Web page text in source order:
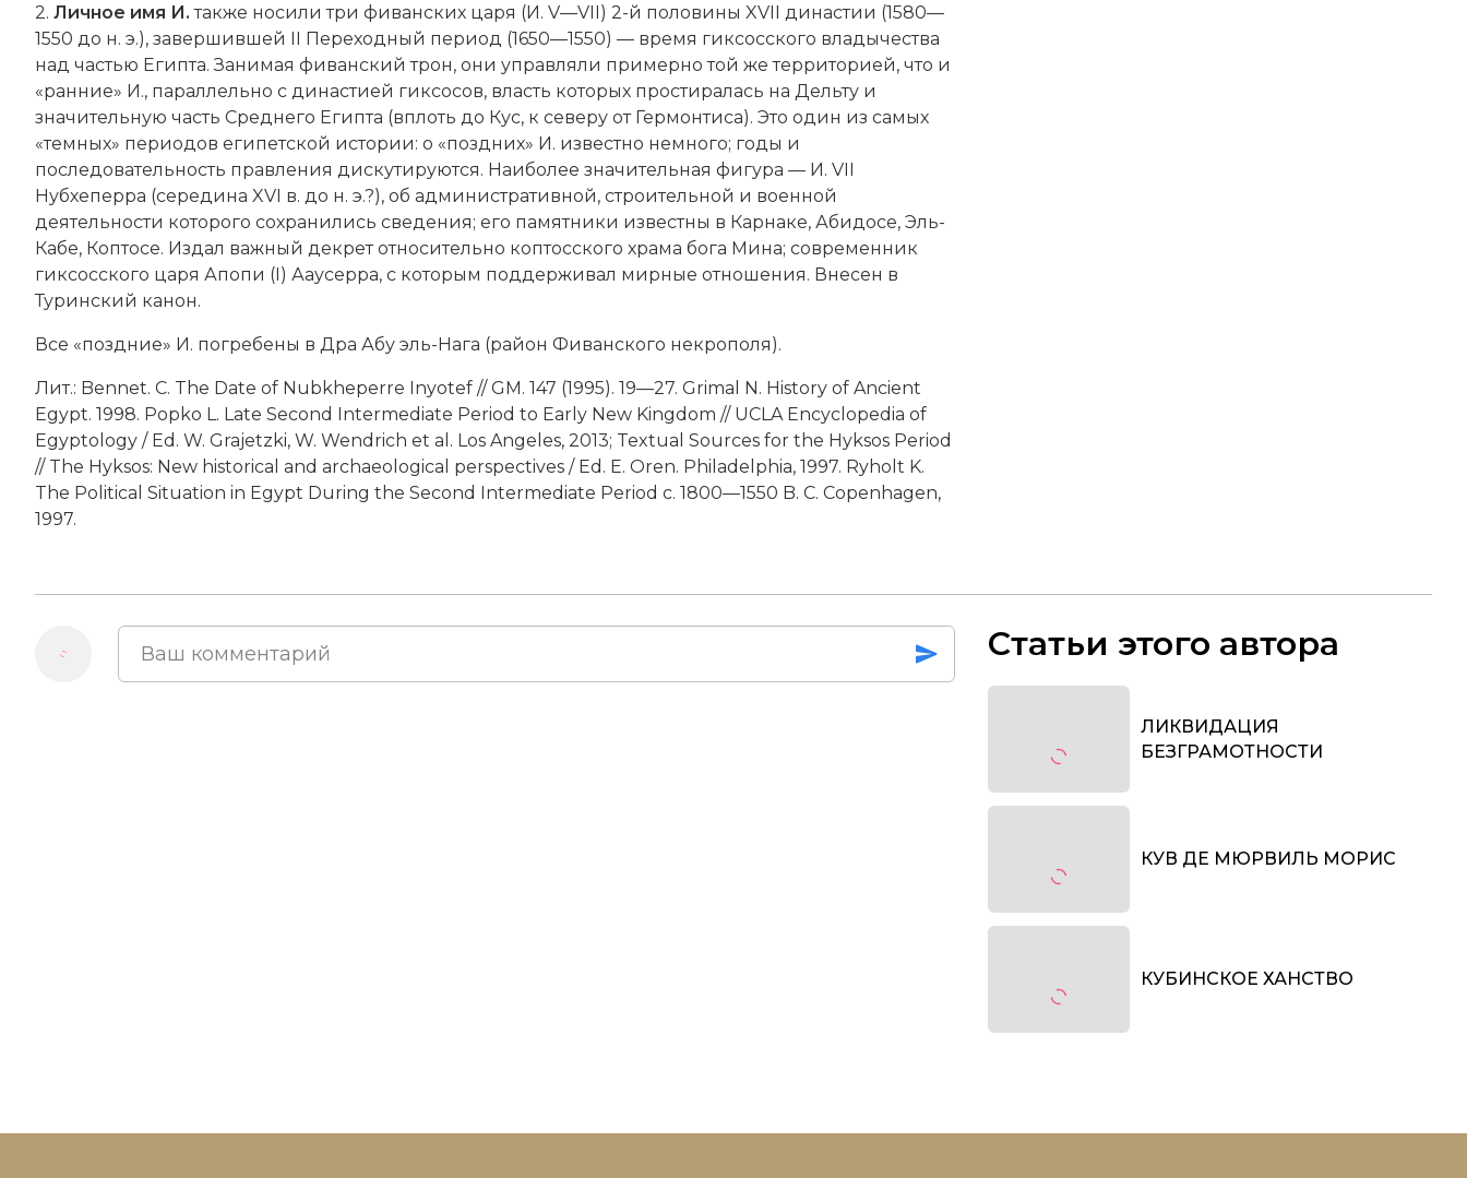
2. Личное имя И. также носили три фиванских царя (И. V—VII) 2-й половины XVII династии (1580—
1550 до н. э.), завершившей II Переходный период (1650—1550) — время гиксосского владычества
над частью Египта. Занимая фиванский трон, они управляли примерно той же территорией, что и
«ранние» И., параллельно с династией гиксосов, власть которых простиралась на Дельту и
значительную часть Среднего Египта (вплоть до Кус, к северу от Гермонтиса). Это один из самых
«темных» периодов египетской истории: о «поздних» И. известно немного; годы и
последовательность правления дискутируются. Наиболее значительная фигура — И. VII
Нубхеперра (середина XVI в. до н. э.?), об административной, строительной и военной
деятельности которого сохранились сведения; его памятники известны в Карнаке, Абидосе, Эль-
Кабе, Коптосе. Издал важный декрет относительно коптосского храма бога Мина; современник
гиксосского царя Апопи (I) Ааусерра, с которым поддерживал мирные отношения. Внесен в
Туринский канон.
Все «поздние» И. погребены в Дра Абу эль-Нага (район Фиванского некрополя).
Лит.: Bennet. С. The Date of Nubkheperre Inyotef // GM. 147 (1995). 19—27. Grimal N. History of Ancient
Egypt. 1998. Popko L. Late Second Intermediate Period to Early New Kingdom // UCLA Encyclopedia of
Egyptology / Ed. W. Grajetzki, W. Wendrich et al. Los Angeles, 2013; Textual Sources for the Hyksos Period
// The Hyksos: New historical and archaeological perspectives / Ed. E. Oren. Philadelphia, 1997. Ryholt K.
The Political Situation in Egypt During the Second Intermediate Period c. 1800—1550 B. C. Сopenhagen,
1997.
Статьи этого автора
ЛИКВИДАЦИЯ
БЕЗГРАМОТНОСТИ
КУВ ДЕ МЮРВИЛЬ МОРИС
КУБИНСКОЕ ХАНСТВО